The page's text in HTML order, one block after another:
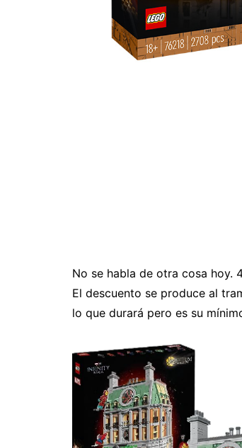
No se habla de otra cosa hoy.
El descuento se produce al
lo que durará pero es su